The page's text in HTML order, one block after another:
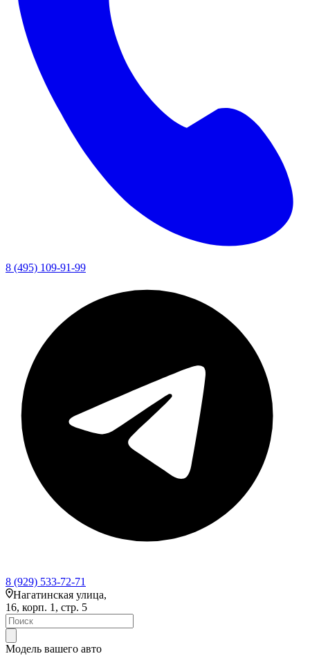
8 (495) 109-91-99
8 (929) 533-72-71
Нагатинская улица,
16, корп. 1, стр. 5
Модель вашего авто